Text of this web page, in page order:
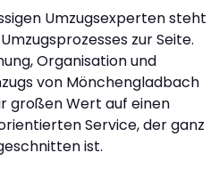
Umzugsexperten steht
zur Seite.
Organisation und
von Mönchengladbach
großen Wert auf einen
Service, der ganz
ist.